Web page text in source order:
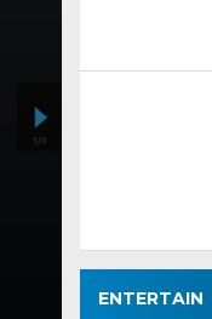
ENTERTAIN